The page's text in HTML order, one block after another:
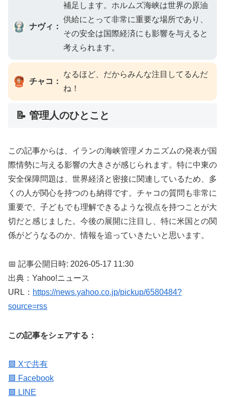
ナヴィ：
補足します。ホルムズ海峡は世界の原油
供給にとって非常に重要な場所であり、
その安全は国際経済にも影響を与えると
考えられます。
チャコ：
なるほど、だからみんな注目してるんだ
ね！
📝 管理人のひとこと
この記事からは、イランの海峡管理メカニズムの発表が国
際情勢に与える影響の大きさが感じられます。特に中東の
安全保障問題は、世界経済と密接に関連しているため、多
くの人が関心を持つのも納得です。チャコの質問も非常に
重要で、子どもでも理解できるような視点を持つことが大
切だと感じました。今後の展開に注目し、特に米国との関
係がどうなるのか、情報を追っていきたいと思います。
📅 記事公開日時: 2026-05-17 11:30
出典：Yahoo!ニュース
URL： https://news.yahoo.co.jp/pickup/6580484?
source=rss
この記事をシェアする：
🟦 Xで共有
🟦 Facebook
🟩 LINE